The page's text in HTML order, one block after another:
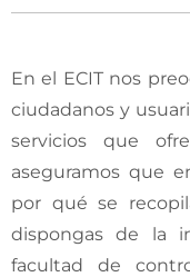
En el ECIT nos
ciudadanos y
servicios que
aseguramos que
por qué se
dispongas de la
facultad de